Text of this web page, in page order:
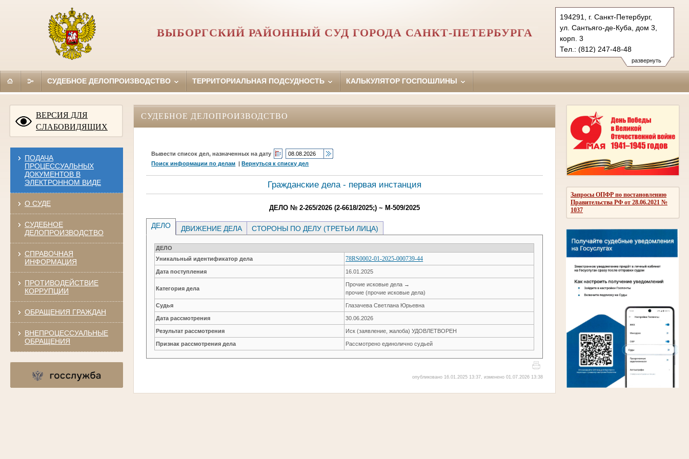
развернуть
194291, г. Санкт-Петербург,
ул. Сантьяго-де-Куба, дом 3,
корп. 3
Тел.: (812) 247-48-48
247-48-03
247-48-04 (приемн.)
ВЫБОРГСКИЙ РАЙОННЫЙ СУД ГОРОДА САНКТ-ПЕТЕРБУРГА
СУДЕБНОЕ ДЕЛОПРОИЗВОДСТВО ТЕРРИТОРИАЛЬНАЯ ПОДСУДНОСТЬ КАЛЬКУЛЯТОР ГОСПОШЛИНЫ
ВЕРСИЯ ДЛЯ
СЛАБОВИДЯЩИХ
ПОДАЧА
ПРОЦЕССУАЛЬНЫХ
ДОКУМЕНТОВ В
ЭЛЕКТРОННОМ ВИДЕ
О СУДЕ
СУДЕБНОЕ
ДЕЛОПРОИЗВОДСТВО
СПРАВОЧНАЯ
ИНФОРМАЦИЯ
ПРОТИВОДЕЙСТВИЕ
КОРРУПЦИИ
ОБРАЩЕНИЯ ГРАЖДАН
ВНЕПРОЦЕССУАЛЬНЫЕ
ОБРАЩЕНИЯ
Запросы ОПФР по постановлению
Правительства РФ от 28.06.2021 №
1037
СУДЕБНОЕ ДЕЛОПРОИЗВОДСТВО
Вывести список дел, назначенных на дату
Поиск информации по делам |Вернуться к списку дел
Гражданские дела - первая инстанция
ДЕЛО № 2-265/2026 (2-6618/2025;) ~ М-509/2025
ДЕЛО ДВИЖЕНИЕ ДЕЛА СТОРОНЫ ПО ДЕЛУ (ТРЕТЬИ ЛИЦА)
ДЕЛО
Уникальный идентификатор дела
78RS0002-01-2025-000739-44
Дата поступления 16.01.2025
Категория дела
Прочие исковые дела →
прочие (прочие исковые дела)
Судья Глазачева Светлана Юрьевна
Дата рассмотрения 30.06.2026
Результат рассмотрения Иск (заявление, жалоба) УДОВЛЕТВОРЕН
Признак рассмотрения дела Рассмотрено единолично судьей
опубликовано 16.01.2025 13:37, изменено 01.07.2026 13:38